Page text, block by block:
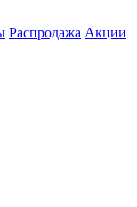
Распродажа Акции